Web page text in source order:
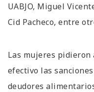
UABJO, Miguel
Cid Pacheco, entre
Las mujeres pidieron
efectivo las
deudores